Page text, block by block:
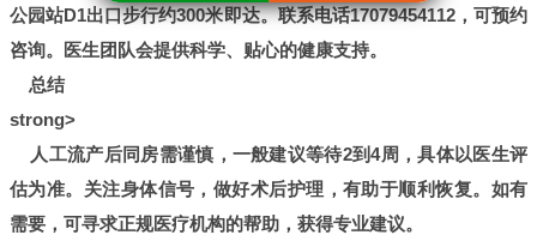
公园站D1出口步行约300米即达。联系电话17079454112，可预约
咨询。医生团队会提供科学、贴心的健康支持。
总结
strong>
人工流产后同房需谨慎，一般建议等待2到4周，具体以医生评
估为准。关注身体信号，做好术后护理，有助于顺利恢复。如有
需要，可寻求正规医疗机构的帮助，获得专业建议。